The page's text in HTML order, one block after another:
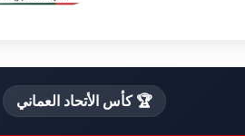
🏆 كأس الأتحاد العماني